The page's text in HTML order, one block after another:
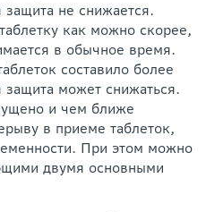
защита не снижается.
как можно скорее,
в обычное время.
составило более
защита может снижаться.
и чем ближе
в приеме таблеток,
При этом можно
двумя основными